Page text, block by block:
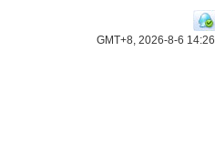
GMT+8, 2026-8-6 14:26